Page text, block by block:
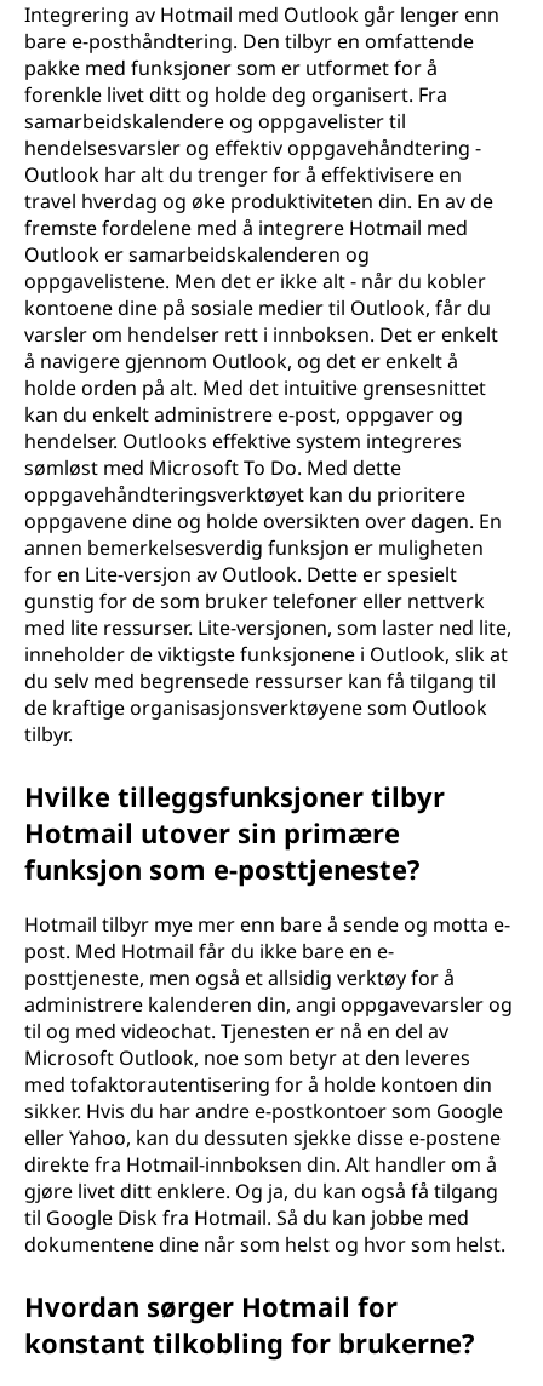
Integrering av Hotmail med Outlook går lenger enn
bare e-posthåndtering. Den tilbyr en omfattende
pakke med funksjoner som er utformet for å
forenkle livet ditt og holde deg organisert. Fra
samarbeidskalendere og oppgavelister til
hendelsesvarsler og effektiv oppgavehåndtering -
Outlook har alt du trenger for å effektivisere en
travel hverdag og øke produktiviteten din. En av de
fremste fordelene med å integrere Hotmail med
Outlook er samarbeidskalenderen og
oppgavelistene. Men det er ikke alt - når du kobler
kontoene dine på sosiale medier til Outlook, får du
varsler om hendelser rett i innboksen. Det er enkelt
å navigere gjennom Outlook, og det er enkelt å
holde orden på alt. Med det intuitive grensesnittet
kan du enkelt administrere e-post, oppgaver og
hendelser. Outlooks effektive system integreres
sømløst med Microsoft To Do. Med dette
oppgavehåndteringsverktøyet kan du prioritere
oppgavene dine og holde oversikten over dagen. En
annen bemerkelsesverdig funksjon er muligheten
for en Lite-versjon av Outlook. Dette er spesielt
gunstig for de som bruker telefoner eller nettverk
med lite ressurser. Lite-versjonen, som laster ned lite,
inneholder de viktigste funksjonene i Outlook, slik at
du selv med begrensede ressurser kan få tilgang til
de kraftige organisasjonsverktøyene som Outlook
tilbyr.
Hvilke tilleggsfunksjoner tilbyr
Hotmail utover sin primære
funksjon som e-posttjeneste?
Hotmail tilbyr mye mer enn bare å sende og motta e-
post. Med Hotmail får du ikke bare en e-
posttjeneste, men også et allsidig verktøy for å
administrere kalenderen din, angi oppgavevarsler og
til og med videochat. Tjenesten er nå en del av
Microsoft Outlook, noe som betyr at den leveres
med tofaktorautentisering for å holde kontoen din
sikker. Hvis du har andre e-postkontoer som Google
eller Yahoo, kan du dessuten sjekke disse e-postene
direkte fra Hotmail-innboksen din. Alt handler om å
gjøre livet ditt enklere. Og ja, du kan også få tilgang
til Google Disk fra Hotmail. Så du kan jobbe med
dokumentene dine når som helst og hvor som helst.
Hvordan sørger Hotmail for
konstant tilkobling for brukerne?